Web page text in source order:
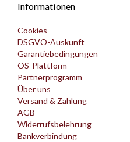
Informationen
Cookies
DSGVO-Auskunft
Garantiebedingungen
OS-Plattform
Partnerprogramm
Über uns
Versand & Zahlung
AGB
Widerrufsbelehrung
Bankverbindung